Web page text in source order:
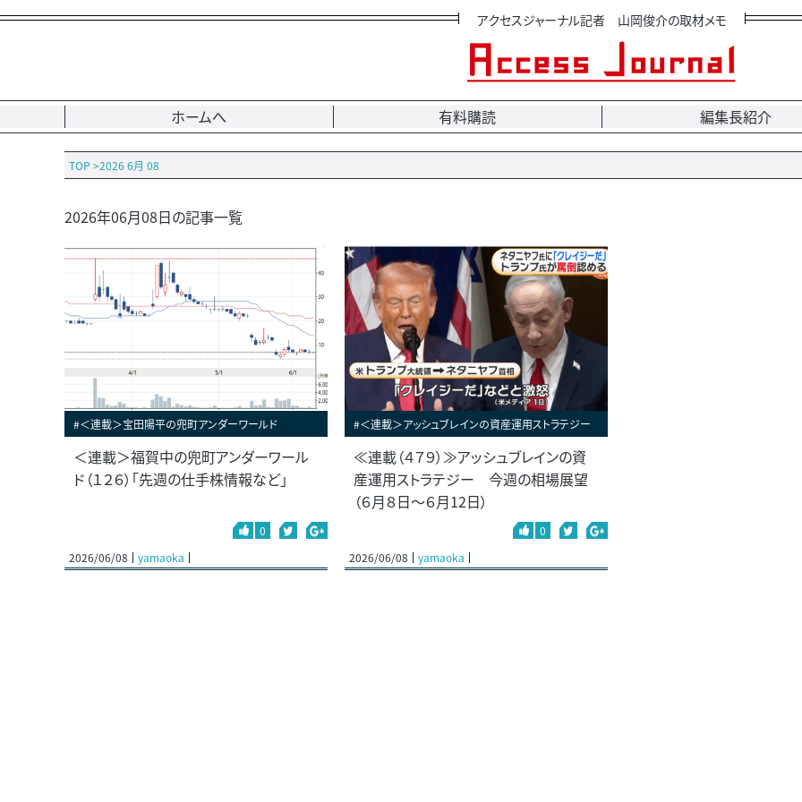
アクセスジャーナル記者 山岡俊介の取材メモ
ホームへ 有料購読 編集長紹介
TOP >2026 6月 08
2026年06月08日の記事一覧
#＜連載＞宝田陽平の兜町アンダーワールド
＜連載＞福賀中の兜町アンダーワール
ド（１２６）「先週の仕手株情報など」
0
2026/06/08
yamaoka
#＜連載＞アッシュブレインの資産運用ストラテジー
≪連載（４７９）≫アッシュブレインの資
産運用ストラテジー 今週の相場展望
（６月８日～６月12日）
0
2026/06/08
yamaoka